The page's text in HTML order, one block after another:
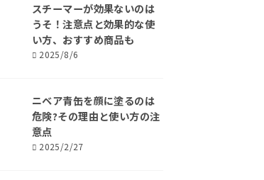
スチーマーが効果ないのは
うそ！注意点と効果的な使
い方、おすすめ商品も
2025/8/6
ニベア青缶を顔に塗るのは
危険?その理由と使い方の注
意点
2025/2/27